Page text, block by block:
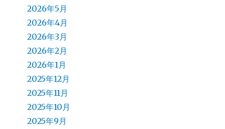
2026年5月
2026年4月
2026年3月
2026年2月
2026年1月
2025年12月
2025年11月
2025年10月
2025年9月